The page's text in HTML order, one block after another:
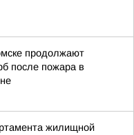
продолжают
после пожара в
жилищной